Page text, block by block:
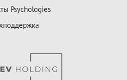
Psychologies